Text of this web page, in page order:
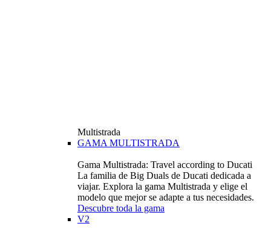
Multistrada
GAMA MULTISTRADA
Gama Multistrada: Travel according to Ducati
La familia de Big Duals de Ducati dedicada a
viajar. Explora la gama Multistrada y elige el
modelo que mejor se adapte a tus necesidades.
Descubre toda la gama
V2